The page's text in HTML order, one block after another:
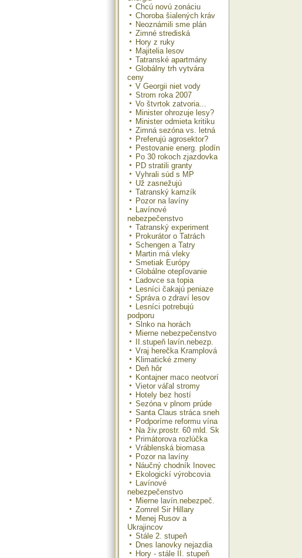
Chcú novú zonáciu
Choroba šialených kráv
Neoznámili sme plán
Zimné strediská
Hory z ruky
Majitelia lesov
Tatranské apartmány
Globálny trh vytvára
ceny
V Georgii niet vody
Strom roka 2007
Vo štvrtok zatvoria...
Minister ohrozuje lesy?
Minister odmieta kritiku
Zimná sezóna vs. letná
Preferujú agrosektor?
Pestovanie energ. plodín
Po 30 rokoch zjazdovka
PD stratili granty
Vyhrali súd s MP
Už zasnežujú
Tatranský kamzík
Pozor na lavíny
Lavínové
nebezpečenstvo
Tatranský experiment
Prokurátor o Tatrách
Schengen a Tatry
Martin má vleky
Smetiak Európy
Globálne otepľovanie
Ľadovce sa topia
Lesníci čakajú peniaze
Správa o zdraví lesov
Lesníci potrebujú
podporu
Slnko na horách
Mierne nebezpečenstvo
II.stupeň lavín.nebezp.
Vraj herečka Kramplová
Klimatické zmeny
Deň hôr
Kontajner maco neotvorí
Vietor váľal stromy
Hotely bez hostí
Sezóna v plnom prúde
Santa Claus stráca sneh
Podporíme reformu vína
Na živ.prostr. 60 mld. Sk
Primátorova rozlúčka
Vráblenská biomasa
Pozor na lavíny
Náučný chodník Inovec
Ekologickí výrobcovia
Lavínové
nebezpečenstvo
Mierne lavín.nebezpeč.
Zomrel Sir Hillary
Menej Rusov a
Ukrajincov
Stále 2. stupeň
Dnes lanovky nejazdia
Hory - stále II. stupeň